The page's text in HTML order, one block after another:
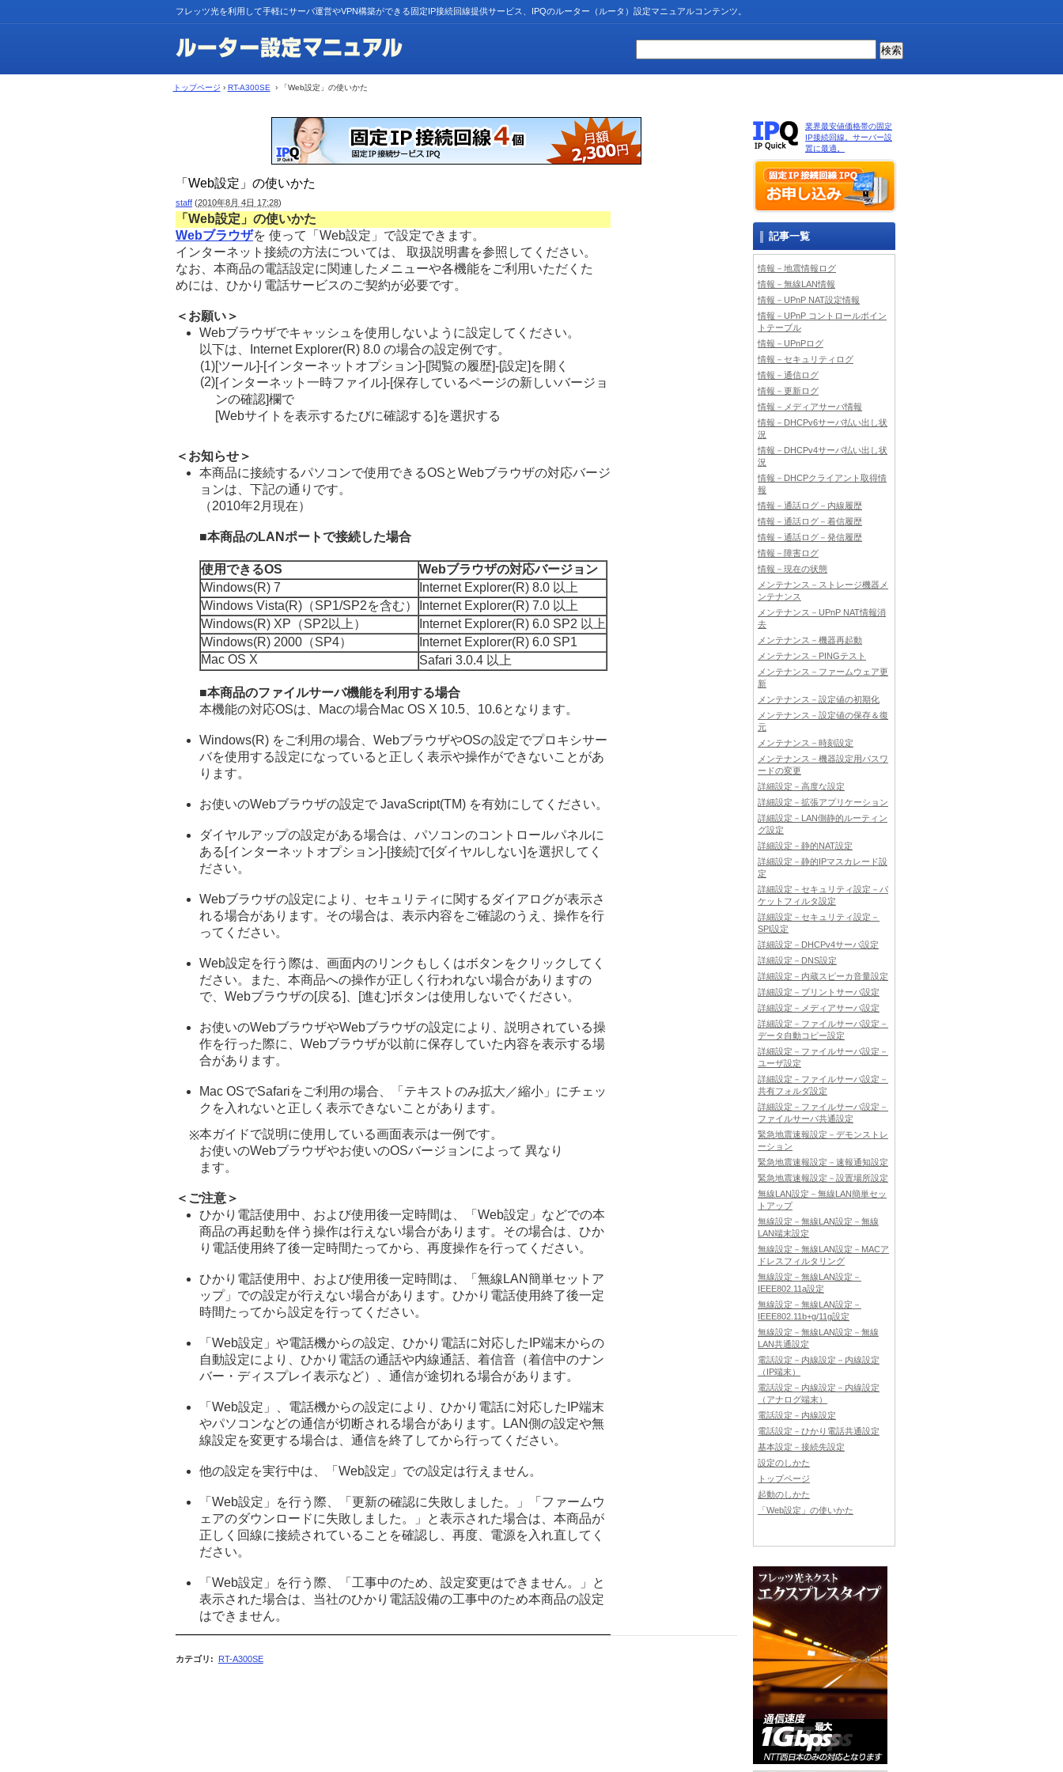
フレッツ光を利用して手軽にサーバ運営やVPN構築ができる固定IP接続回線提供サービス、IPQのルーター（ルータ）設定マニュアルコンテンツ。
トップページ › RT-A300SE › 「Web設定」の使いかた
「Web設定」の使いかた
staff (2010年8月 4日 17:28)
「Web設定」の使いかた
Webブラウザを 使って「Web設定」で設定できます。
インターネット接続の方法については、 取扱説明書を参照してください。
なお、本商品の電話設定に関連したメニューや各機能をご利用いただくた
めには、ひかり電話サービスのご契約が必要です。
＜お願い＞
Webブラウザでキャッシュを使用しないように設定してください。
以下は、Internet Explorer(R) 8.0 の場合の設定例です。
(1) [ツール]-[インターネットオプション]-[閲覧の履歴]-[設定]を開く
(2) [インターネット一時ファイル]-[保存しているページの新しいバージョ
ンの確認]欄で
[Webサイトを表示するたびに確認する]を選択する
＜お知らせ＞
本商品に接続するパソコンで使用できるOSとWebブラウザの対応バージ
ョンは、下記の通りです。
（2010年2月現在）
■本商品のLANポートで接続した場合
使用できるOS
Webブラウザの対応バージョン
Windows(R) 7
Internet Explorer(R) 8.0 以上
Windows Vista(R)（SP1/SP2を含む）
Internet Explorer(R) 7.0 以上
Windows(R) XP（SP2以上）
Internet Explorer(R) 6.0 SP2 以上
Windows(R) 2000（SP4）
Internet Explorer(R) 6.0 SP1
Mac OS X
Safari 3.0.4 以上
■本商品のファイルサーバ機能を利用する場合
本機能の対応OSは、Macの場合Mac OS X 10.5、10.6となります。
Windows(R) をご利用の場合、WebブラウザやOSの設定でプロキシサー
バを使用する設定になっていると正しく表示や操作ができないことがあ
ります。
お使いのWebブラウザの設定で JavaScript(TM) を有効にしてください。
ダイヤルアップの設定がある場合は、パソコンのコントロールパネルに
ある[インターネットオプション]-[接続]で[ダイヤルしない]を選択してく
ださい。
Webブラウザの設定により、セキュリティに関するダイアログが表示さ
れる場合があります。その場合は、表示内容をご確認のうえ、操作を行
ってください。
Web設定を行う際は、画面内のリンクもしくはボタンをクリックしてく
ださい。また、本商品への操作が正しく行われない場合がありますの
で、Webブラウザの[戻る]、[進む]ボタンは使用しないでください。
お使いのWebブラウザやWebブラウザの設定により、説明されている操
作を行った際に、Webブラウザが以前に保存していた内容を表示する場
合があります。
Mac OSでSafariをご利用の場合、「テキストのみ拡大／縮小」にチェッ
クを入れないと正しく表示できないことがあります。
※本ガイドで説明に使用している画面表示は一例です。
お使いのWebブラウザやお使いのOSバージョンによって 異なり
ます。
＜ご注意＞
ひかり電話使用中、および使用後一定時間は、「Web設定」などでの本
商品の再起動を伴う操作は行えない場合があります。その場合は、ひか
り電話使用終了後一定時間たってから、再度操作を行ってください。
ひかり電話使用中、および使用後一定時間は、「無線LAN簡単セットア
ップ」での設定が行えない場合があります。ひかり電話使用終了後一定
時間たってから設定を行ってください。
「Web設定」や電話機からの設定、ひかり電話に対応したIP端末からの
自動設定により、ひかり電話の通話や内線通話、着信音（着信中のナン
バー・ディスプレイ表示など）、通信が途切れる場合があります。
「Web設定」、電話機からの設定により、ひかり電話に対応したIP端末
やパソコンなどの通信が切断される場合があります。LAN側の設定や無
線設定を変更する場合は、通信を終了してから行ってください。
他の設定を実行中は、「Web設定」での設定は行えません。
「Web設定」を行う際、「更新の確認に失敗しました。」「ファームウ
ェアのダウンロードに失敗しました。」と表示された場合は、本商品が
正しく回線に接続されていることを確認し、再度、電源を入れ直してく
ださい。
「Web設定」を行う際、「工事中のため、設定変更はできません。」と
表示された場合は、当社のひかり電話設備の工事中のため本商品の設定
はできません。
カテゴリ : RT-A300SE
業界最安値価格帯の固定
IP接続回線。サーバー設
置に最適。
記事一覧
情報－地震情報ログ
情報－無線LAN情報
情報－UPnP NAT設定情報
情報－UPnP コントロールポイン
トテーブル
情報－UPnPログ
情報－セキュリティログ
情報－通信ログ
情報－更新ログ
情報－メディアサーバ情報
情報－DHCPv6サーバ払い出し状
況
情報－DHCPv4サーバ払い出し状
況
情報－DHCPクライアント取得情
報
情報－通話ログ－内線履歴
情報－通話ログ－着信履歴
情報－通話ログ－発信履歴
情報－障害ログ
情報－現在の状態
メンテナンス－ストレージ機器メ
ンテナンス
メンテナンス－UPnP NAT情報消
去
メンテナンス－機器再起動
メンテナンス－PINGテスト
メンテナンス－ファームウェア更
新
メンテナンス－設定値の初期化
メンテナンス－設定値の保存＆復
元
メンテナンス－時刻設定
メンテナンス－機器設定用パスワ
ードの変更
詳細設定－高度な設定
詳細設定－拡張アプリケーション
詳細設定－LAN側静的ルーティン
グ設定
詳細設定－静的NAT設定
詳細設定－静的IPマスカレード設
定
詳細設定－セキュリティ設定－パ
ケットフィルタ設定
詳細設定－セキュリティ設定－
SPI設定
詳細設定－DHCPv4サーバ設定
詳細設定－DNS設定
詳細設定－内蔵スピーカ音量設定
詳細設定－プリントサーバ設定
詳細設定－メディアサーバ設定
詳細設定－ファイルサーバ設定－
データ自動コピー設定
詳細設定－ファイルサーバ設定－
ユーザ設定
詳細設定－ファイルサーバ設定－
共有フォルダ設定
詳細設定－ファイルサーバ設定－
ファイルサーバ共通設定
緊急地震速報設定－デモンストレ
ーション
緊急地震速報設定－速報通知設定
緊急地震速報設定－設置場所設定
無線LAN設定－無線LAN簡単セッ
トアップ
無線設定－無線LAN設定－無線
LAN端末設定
無線設定－無線LAN設定－MACア
ドレスフィルタリング
無線設定－無線LAN設定－
IEEE802.11a設定
無線設定－無線LAN設定－
IEEE802.11b+g/11g設定
無線設定－無線LAN設定－無線
LAN共通設定
電話設定－内線設定－内線設定
（IP端末）
電話設定－内線設定－内線設定
（アナログ端末）
電話設定－内線設定
電話設定－ひかり電話共通設定
基本設定－接続先設定
設定のしかた
トップページ
起動のしかた
「Web設定」の使いかた